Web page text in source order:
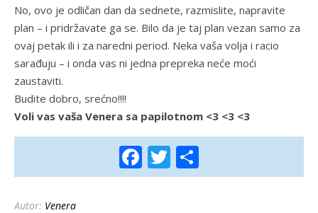
No, ovo je odličan dan da sednete, razmislite, napravite
plan – i pridržavate ga se. Bilo da je taj plan vezan samo za
ovaj petak ili i za naredni period. Neka vaša volja i racio
sarađuju – i onda vas ni jedna prepreka neće moći
zaustaviti.
Budite dobro, srećno!!!!
Voli vas vaša Venera sa papilotnom <3 <3 <3
Facebook
Twitter
Autor: Venera